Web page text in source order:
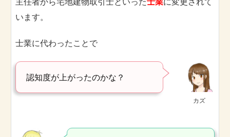
います。
士業に代わったことで
カズ
認知度が上がったのかな？